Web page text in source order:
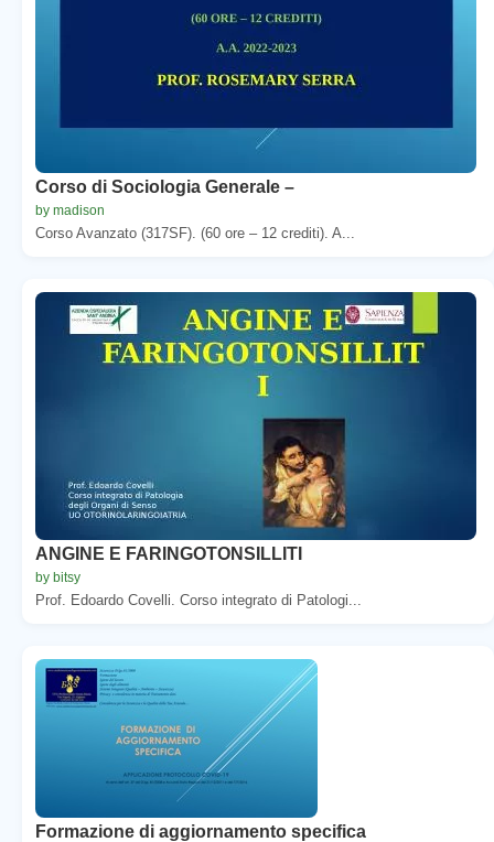
Corso di Sociologia Generale –
by madison
Corso Avanzato (317SF). (60 ore – 12 crediti). A...
ANGINE E FARINGOTONSILLITI
by bitsy
Prof. Edoardo Covelli. Corso integrato di Patologi...
Formazione di aggiornamento specifica